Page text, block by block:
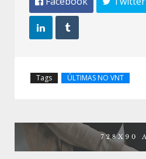
 
Tags ÚLTIMAS NO VNT